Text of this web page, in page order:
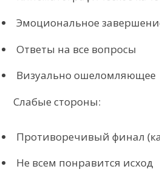
Эмоциональное
Ответы на все вопросы
Визуально ошеломляющее
Слабые стороны:
Противоречивый финал
Не всем понравится исход